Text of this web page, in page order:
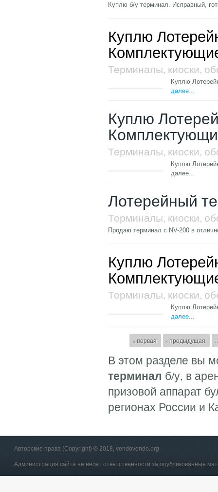
Куплю б/у терминал. Исправный,
Куплю
Терминалы, киоски,
Куплю
далее...
Куплю
Терминалы, киоски,
Куплю
далее...
Лотерейный
Терминалы, киоски,
Продаю терминал с NV-200 в
Куплю
Терминалы, киоски,
Куплю
далее...
Страницы
« первая ‹ предыдущая
В этом разделе вы
терминал б/у, в
призовой аппарат
регионах России и
Авторские права (Copyright) © 2018, vendovendo.org
Администрация сайта не несет ответственности за опубликованные